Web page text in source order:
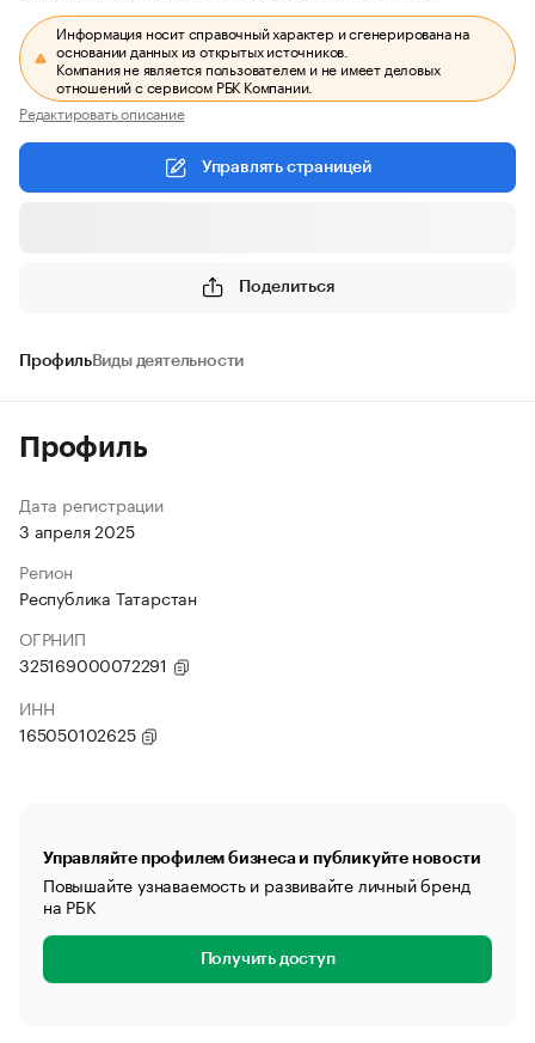
Информация носит справочный характер и сгенерирована на
основании данных из открытых источников.
Компания не является пользователем и не имеет деловых
отношений с сервисом РБК Компании.
Редактировать описание
Управлять страницей
Поделиться
ПрофильВиды деятельности
Профиль
Дата регистрации
3 апреля 2025
Регион
Республика Татарстан
ОГРНИП
325169000072291
ИНН
165050102625
Управляйте профилем бизнеса и публикуйте новости
Повышайте узнаваемость и развивайте личный бренд
на РБК
Получить доступ